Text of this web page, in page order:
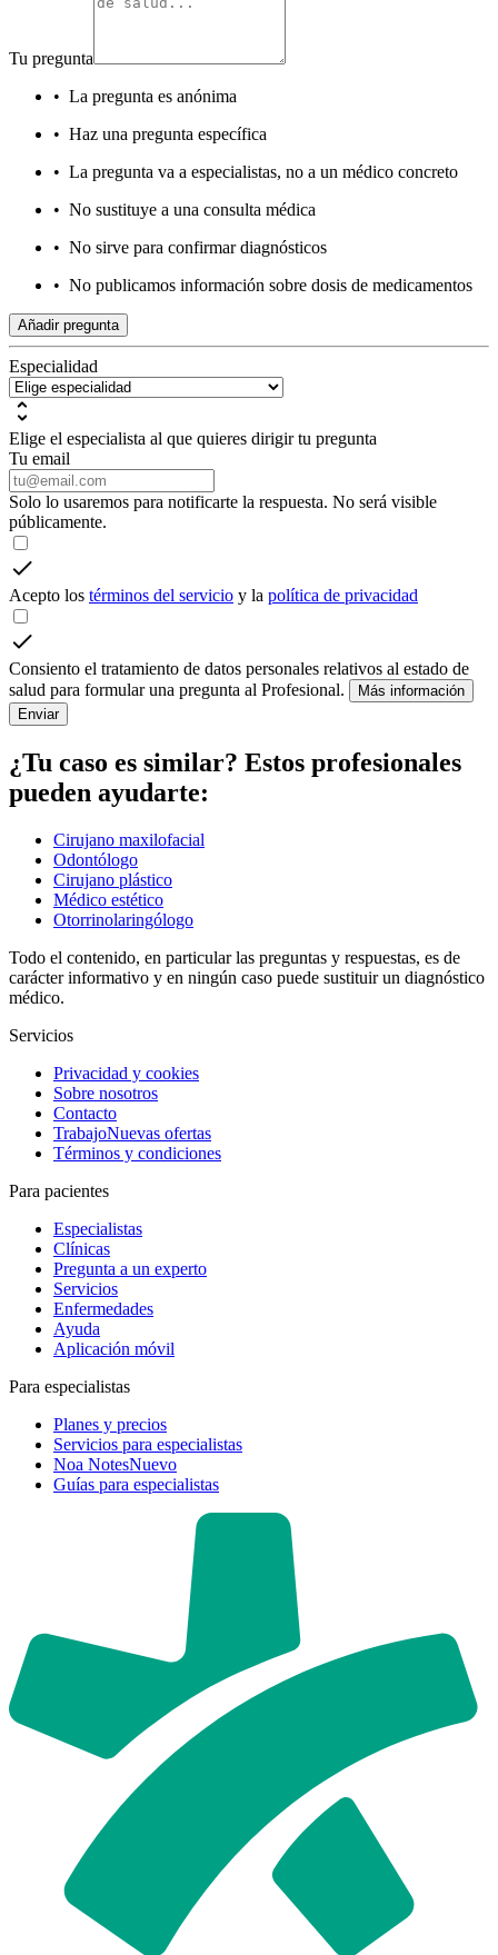
Tu pregunta
• La pregunta es anónima
• Haz una pregunta específica
• La pregunta va a especialistas, no a un médico concreto
• No sustituye a una consulta médica
• No sirve para confirmar diagnósticos
• No publicamos información sobre dosis de medicamentos
Añadir pregunta
Especialidad
Elige el especialista al que quieres dirigir tu pregunta
Tu email
Solo lo usaremos para notificarte la respuesta. No será visible
públicamente.
Acepto los términos del servicio y la política de privacidad
Consiento el tratamiento de datos personales relativos al estado de
salud para formular una pregunta al Profesional.
Más información
Enviar
¿Tu caso es similar? Estos profesionales
pueden ayudarte:
Cirujano maxilofacial
Odontólogo
Cirujano plástico
Médico estético
Otorrinolaringólogo
Todo el contenido, en particular las preguntas y respuestas, es de
carácter informativo y en ningún caso puede sustituir un diagnóstico
médico.
Servicios
Privacidad y cookies
Sobre nosotros
Contacto
TrabajoNuevas ofertas
Términos y condiciones
Para pacientes
Especialistas
Clínicas
Pregunta a un experto
Servicios
Enfermedades
Ayuda
Aplicación móvil
Para especialistas
Planes y precios
Servicios para especialistas
Noa NotesNuevo
Guías para especialistas